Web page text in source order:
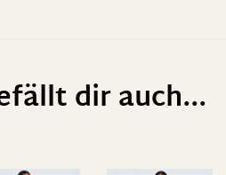
dir auch...